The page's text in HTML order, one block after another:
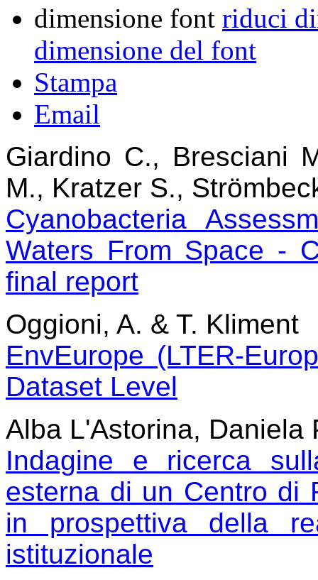
dimensione font riduci
dimensione del font
Stampa
Email
Giardino C., Bresciani
M., Kratzer S.,
Cyanobacteria
Waters From Space -
final report
Oggioni, A. & T. Kliment
EnvEurope (LTER-
Dataset Level
Alba L'Astorina, Daniela
Indagine e ricerca
esterna di un Centro di
in prospettiva della
istituzionale